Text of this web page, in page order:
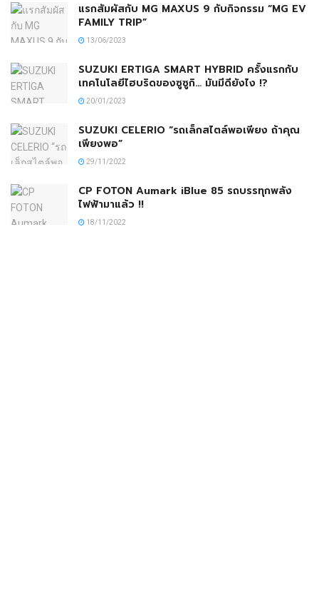
แรกสัมผัสกับ MG MAXUS 9 กับกิจกรรม “MG EV
FAMILY TRIP”
13/06/2023
SUZUKI ERTIGA SMART HYBRID ครั้งแรกกับ
เทคโนโลยีไฮบริดของซูซูกิ… มันมีดียังไง !?
20/01/2023
SUZUKI CELERIO “รถเล็กสไตล์พอเพียง ถ้าคุณ
เพียงพอ”
29/11/2022
CP FOTON Aumark iBlue 85 รถบรรทุกพลัง
ไฟฟ้ามาแล้ว !!
18/11/2022